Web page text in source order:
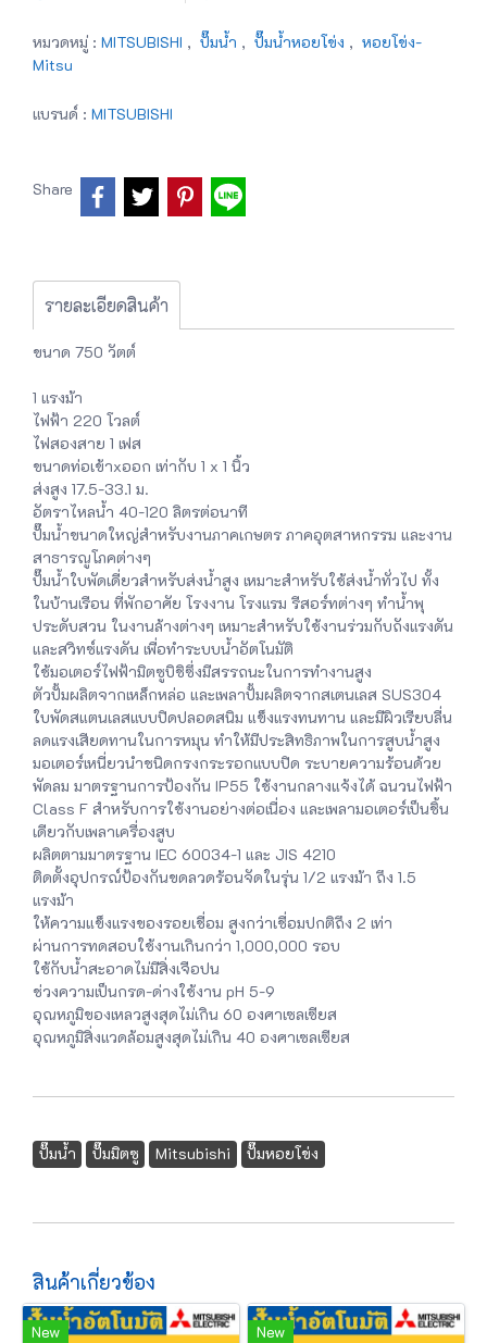
หมวดหมู่ : MITSUBISHI , ปั๊มน้ำ , ปั๊มน้ำหอยโข่ง , หอยโข่ง-
Mitsu
แบรนด์ : MITSUBISHI
Share
รายละเอียดสินค้า
ขนาด 750 วัตต์
1 แรงม้า
ไฟฟ้า 220 โวลต์
ไฟสองสาย 1 เฟส
ขนาดท่อเข้าxออก เท่ากับ 1 x 1 นิ้ว
ส่งสูง 17.5-33.1 ม.
อัตราไหลน้ำ 40-120 ลิตรต่อนาที
ปั๊มน้ำขนาดใหญ่สำหรับงานภาคเกษตร ภาคอุตสาหกรรม และงาน
สาธารณูโภคต่างๆ
ปั๊มน้ำใบพัดเดี่ยวสำหรับส่งน้ำสูง เหมาะสำหรับใช้ส่งน้ำทั่วไป ทั้ง
ในบ้านเรือน ที่พักอาศัย โรงงาน โรงแรม รีสอร์ทต่างๆ ทำน้ำพุ
ประดับสวน ในงานล้างต่างๆ เหมาะสำหรับใช้งานร่วมกับถังแรงดัน
และสวิทซ์แรงดัน เพื่อทำระบบน้ำอัตโนมัติ
ใช้มอเตอร์ไฟฟ้ามิตซูบิชิซึ่งมีสรรถนะในการทำงานสูง
ตัวปั้มผลิตจากเหล็กหล่อ และเพลาปั้มผลิตจากสเตนเลส SUS304
ใบพัดสแตนเลสแบบปิดปลอดสนิม แข็งแรงทนทาน และมีผิวเรียบลื่น
ลดแรงเสียดทานในการหมุน ทำให้มีประสิทธิภาพในการสูบน้ำสูง
มอเตอร์เหนี่ยวนำชนิดกรงกระรอกแบบปิด ระบายความร้อนด้วย
พัดลม มาตรฐานการป้องกัน IP55 ใช้งานกลางแจ้งได้ ฉนวนไฟฟ้า
Class F สำหรับการใช้งานอย่างต่อเนื่อง และเพลามอเตอร์เป็นชิ้น
เดียวกับเพลาเครื่องสูบ
ผลิตตามมาตรฐาน IEC 60034-1 และ JIS 4210
ติดตั้งอุปกรณ์ป้องกันขดลวดร้อนจัดในรุ่น 1/2 แรงม้า ถึง 1.5
แรงม้า
ให้ความแข็งแรงของรอยเชื่อม สูงกว่าเชื่อมปกติถึง 2 เท่า
ผ่านการทดสอบใช้งานเกินกว่า 1,000,000 รอบ
ใช้กับน้ำสะอาดไม่มีสิ่งเจือปน
ช่วงความเป็นกรด-ด่างใช้งาน pH 5-9
อุณหภูมิของเหลวสูงสุดไม่เกิน 60 องศาเซลเซียส
อุณหภูมิสิ่งแวดล้อมสูงสุดไม่เกิน 40 องศาเซลเซียส
ปั๊มน้ำ ปั๊มมิตซู Mitsubishi ปั๊มหอยโข่ง
สินค้าเกี่ยวข้อง
New New